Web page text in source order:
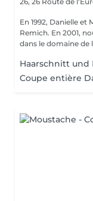
En 1992, Danielle
Remich. En 2001, nous avons rejoint le 1er groupement mondial
dans le domaine de
Haarschnitt und
Coupe entière